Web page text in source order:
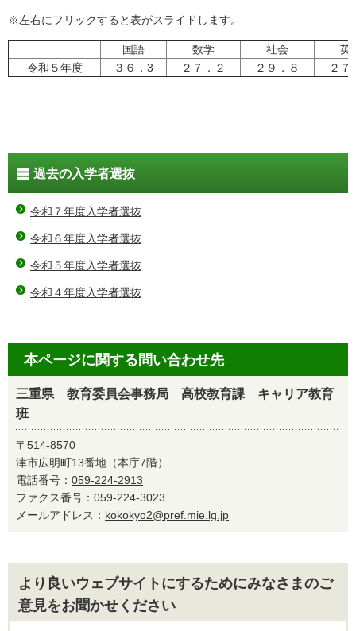
※左右にフリックすると表がスライドします。
国語 数学 社会
英
令和５年度
３６．3 ２７．２ ２９．８ ２７
過去の入学者選抜
令和７年度入学者選抜
令和６年度入学者選抜
令和５年度入学者選抜
令和４年度入学者選抜
本ページに関する問い合わせ先
三重県 教育委員会事務局 高校教育課 キャリア教育
班
〒514-8570
津市広明町13番地（本庁7階）
電話番号： 059-224-2913
ファクス番号：059-224-3023
メールアドレス： kokokyo2@pref.mie.lg.jp
より良いウェブサイトにするためにみなさまのご
意見をお聞かせください